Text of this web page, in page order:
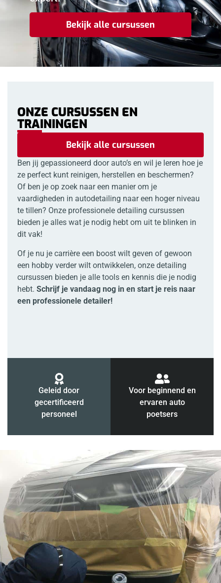
Bekijk alle cursussen
ONZE CURSUSSEN EN
TRAININGEN
Bekijk alle cursussen
Ben jij gepassioneerd door auto’s en wil je leren hoe je
ze perfect kunt reinigen, herstellen en beschermen?
Of ben je op zoek naar een manier om je
vaardigheden in autodetailing naar een hoger niveau
te tillen? Onze professionele detailing cursussen
bieden je alles wat je nodig hebt om uit te blinken in
dit vak!
Of je nu je carrière een boost wilt geven of gewoon
een hobby verder wilt ontwikkelen, onze detailing
cursussen bieden je alle tools en kennis die je nodig
hebt. Schrijf je vandaag nog in en start je reis naar
een professionele detailer!
Geleid door
gecertificeerd
personeel
Voor beginnend en
ervaren auto
poetsers